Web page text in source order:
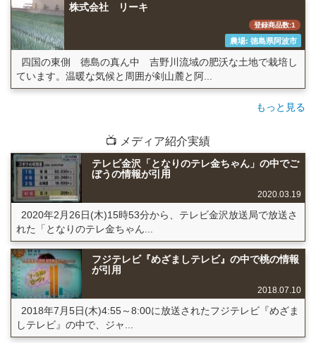
株式会社 リーキ
登録商品数:1
農場: 徳島県阿波市
四国の東側 徳島の真ん中 吉野川流域の肥沃な土地で栽培し
ています。温暖な気候と周囲が剣山麓と阿...
もっと見る
📺 メディア紹介実績
テレビ金沢「となりのテレ金ちゃん」の中でご
ぼうの情報が引用
2020.03.19
2020年2月26日(木)15時53分から、テレビ金沢放送局で放送さ
れた「となりのテレ金ちゃん...
フジテレビ『めざましテレビ』の中で桃の情報
が引用
2018.07.10
2018年7月5日(木)4:55～8:00に放送されたフジテレビ『めざま
しテレビ』の中で、ジャ...